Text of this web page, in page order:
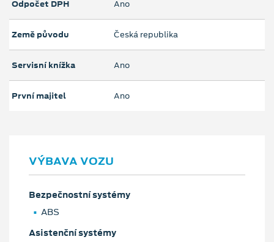
Odpočet DPH Ano
Země původu Česká republika
Servisní knížka Ano
První majitel Ano
VÝBAVA VOZU
Bezpečnostní systémy
ABS
Asistenční systémy